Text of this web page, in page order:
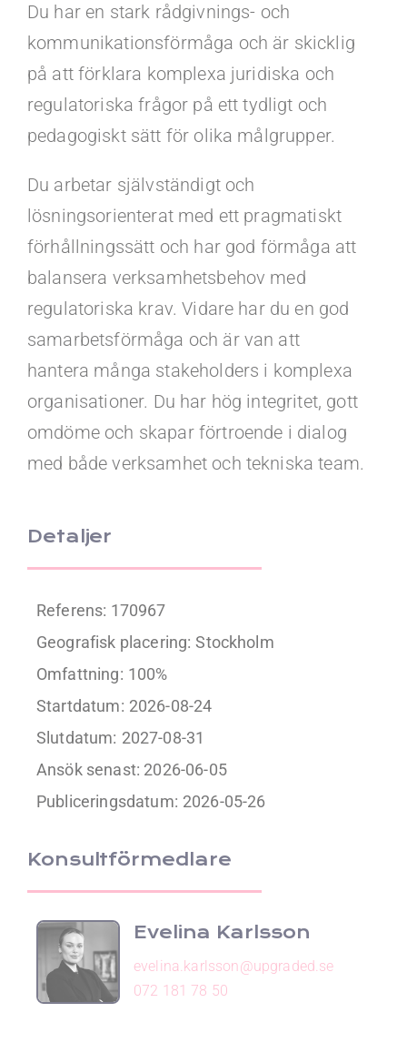
Du har en stark rådgivnings- och
kommunikationsförmåga och är skicklig
på att förklara komplexa juridiska och
regulatoriska frågor på ett tydligt och
pedagogiskt sätt för olika målgrupper.
Du arbetar självständigt och
lösningsorienterat med ett pragmatiskt
förhållningssätt och har god förmåga att
balansera verksamhetsbehov med
regulatoriska krav. Vidare har du en god
samarbetsförmåga och är van att
hantera många stakeholders i komplexa
organisationer. Du har hög integritet, gott
omdöme och skapar förtroende i dialog
med både verksamhet och tekniska team.
Detaljer
Referens: 170967
Geografisk placering: Stockholm
Omfattning: 100%
Startdatum: 2026-08-24
Slutdatum: 2027-08-31
Ansök senast: 2026-06-05
Publiceringsdatum: 2026-05-26
Konsultförmedlare
Evelina Karlsson
evelina.karlsson@upgraded.se
072 181 78 50